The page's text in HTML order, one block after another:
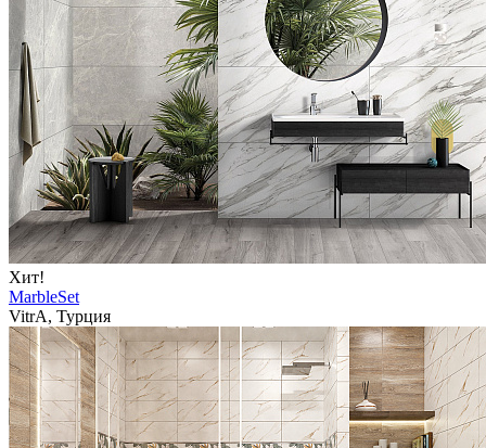
Хит!
MarbleSet
VitrA, Турция